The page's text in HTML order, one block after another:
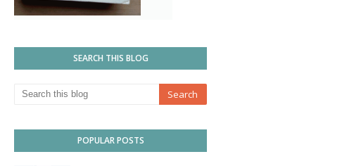
SEARCH THIS BLOG
POPULAR POSTS